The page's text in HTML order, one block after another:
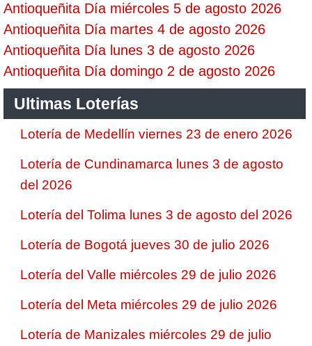
Antioqueñita Día miércoles 5 de agosto 2026
Antioqueñita Día martes 4 de agosto 2026
Antioqueñita Día lunes 3 de agosto 2026
Antioqueñita Día domingo 2 de agosto 2026
Ultimas Loterías
Lotería de Medellín viernes 23 de enero 2026
Lotería de Cundinamarca lunes 3 de agosto
del 2026
Lotería del Tolima lunes 3 de agosto del 2026
Lotería de Bogotá jueves 30 de julio 2026
Lotería del Valle miércoles 29 de julio 2026
Lotería del Meta miércoles 29 de julio 2026
Lotería de Manizales miércoles 29 de julio